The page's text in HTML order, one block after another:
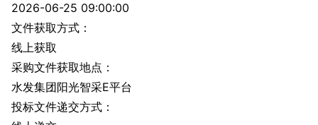
2026-06-25 09:00:00
文件获取方式：
线上获取
采购文件获取地点：
水发集团阳光智采E平台
投标文件递交方式：